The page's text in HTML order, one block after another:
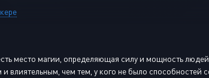
место магии, определяющая силу и мощность
влиятельным, чем тем, у кого не было способностей